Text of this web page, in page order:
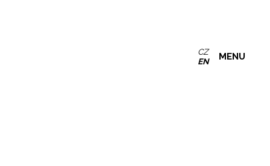
CZ
EN
MENU